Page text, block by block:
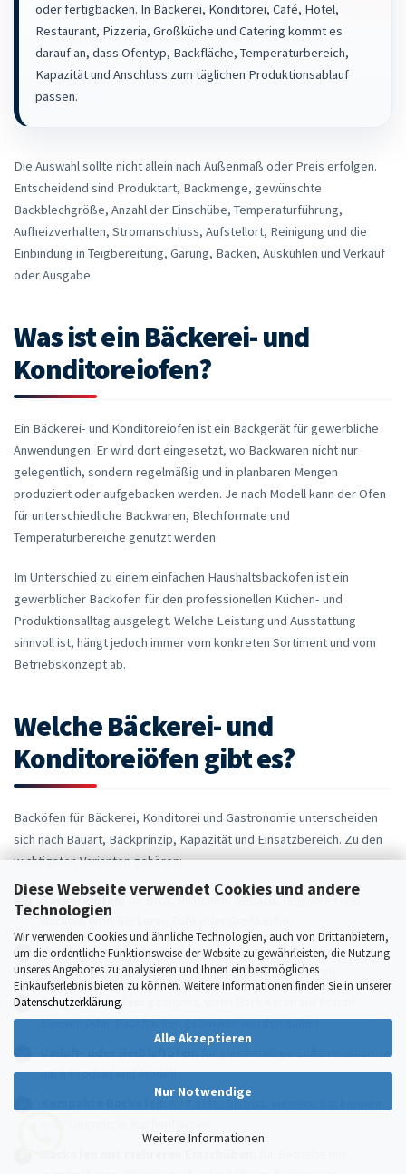
Diese Webseite verwendet Cookies und andere
Technologien
Wir verwenden Cookies und ähnliche Technologien, auch von Drittanbietern,
um die ordentliche Funktionsweise der Website zu gewährleisten, die Nutzung
unseres Angebotes zu analysieren und Ihnen ein bestmögliches
Einkaufserlebnis bieten zu können. Weitere Informationen finden Sie in unserer
Datenschutzerklärung.
Alle Akzeptieren
Nur Notwendige
Weitere Informationen
oder fertigbacken. In Bäckerei, Konditorei, Café, Hotel,
Restaurant, Pizzeria, Großküche und Catering kommt es
darauf an, dass Ofentyp, Backfläche, Temperaturbereich,
Kapazität und Anschluss zum täglichen Produktionsablauf
passen.
Die Auswahl sollte nicht allein nach Außenmaß oder Preis erfolgen.
Entscheidend sind Produktart, Backmenge, gewünschte
Backblechgröße, Anzahl der Einschübe, Temperaturführung,
Aufheizverhalten, Stromanschluss, Aufstellort, Reinigung und die
Einbindung in Teigbereitung, Gärung, Backen, Auskühlen und Verkauf
oder Ausgabe.
Was ist ein Bäckerei- und
Konditoreiofen?
Ein Bäckerei- und Konditoreiofen ist ein Backgerät für gewerbliche
Anwendungen. Er wird dort eingesetzt, wo Backwaren nicht nur
gelegentlich, sondern regelmäßig und in planbaren Mengen
produziert oder aufgebacken werden. Je nach Modell kann der Ofen
für unterschiedliche Backwaren, Blechformate und
Temperaturbereiche genutzt werden.
Im Unterschied zu einem einfachen Haushaltsbackofen ist ein
gewerblicher Backofen für den professionellen Küchen- und
Produktionsalltag ausgelegt. Welche Leistung und Ausstattung
sinnvoll ist, hängt jedoch immer vom konkreten Sortiment und vom
Betriebskonzept ab.
Welche Bäckerei- und
Konditoreiöfen gibt es?
Backöfen für Bäckerei, Konditorei und Gastronomie unterscheiden
sich nach Bauart, Backprinzip, Kapazität und Einsatzbereich. Zu den
wichtigsten Varianten gehören:
Bäckereiöfen: für Brot, Brötchen, Gebäck, Teigwaren und
Backwaren in Bäckerei, Café oder Großküche.
Konditoreiöfen:für Kuchen, Feingebäck, Tortenböden,
Kleingebäck, Plunder oder empfindlichere Backwaren.
Etagenbacköfen:
Ebenen oder Backflächen gebacken werden sollen.
nach Produkt und Modell.
für Cafés, Bistros, kleinere Bäckereien